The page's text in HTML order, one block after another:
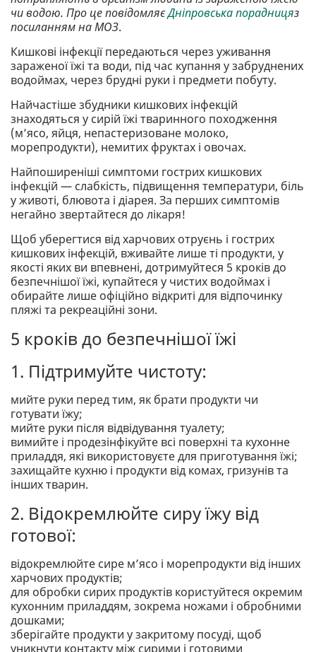
чи водою. Про це повідомляєДніпровська порадницяз
посиланням на МОЗ.
Кишкові інфекції передаються через уживання
зараженої їжі та води, під час купання у забруднених
водоймах, через брудні руки і предмети побуту.
Найчастіше збудники кишкових інфекцій
знаходяться у сирій їжі тваринного походження
(м’ясо, яйця, непастеризоване молоко,
морепродукти), немитих фруктах і овочах.
Найпоширеніші симптоми гострих кишкових
інфекцій — слабкість, підвищення температури, біль
у животі, блювота і діарея. За перших симптомів
негайно звертайтеся до лікаря!
Щоб уберегтися від харчових отруєнь і гострих
кишкових інфекцій, вживайте лише ті продукти, у
якості яких ви впевнені, дотримуйтеся 5 кроків до
безпечнішої їжі, купайтеся у чистих водоймах і
обирайте лише офіційно відкриті для відпочинку
пляжі та рекреаційні зони.
5 кроків до безпечнішої їжі
1. Підтримуйте чистоту:
мийте руки перед тим, як брати продукти чи
готувати їжу;
мийте руки після відвідування туалету;
вимийте і продезінфікуйте всі поверхні та кухонне
приладдя, які використовуєте для приготування їжі;
захищайте кухню і продукти від комах, гризунів та
інших тварин.
2. Відокремлюйте сиру їжу від
готової:
відокремлюйте сире м’ясо і морепродукти від інших
харчових продуктів;
для обробки сирих продуктів користуйтеся окремим
кухонним приладдям, зокрема ножами і обробними
дошками;
зберігайте продукти у закритому посуді, щоб
уникнути контакту між сирими і готовими